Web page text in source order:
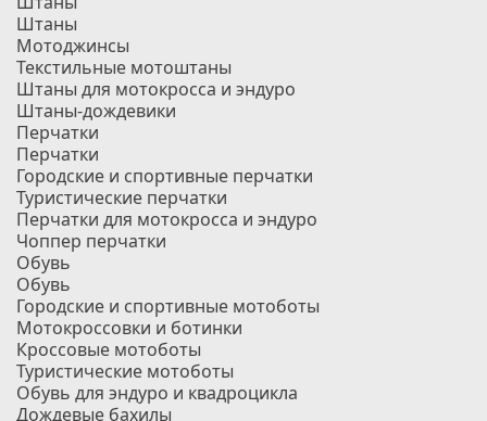
Штаны
Мотоджинсы
Текстильные мотоштаны
Штаны для мотокросса и эндуро
Штаны-дождевики
Перчатки
Перчатки
Городские и спортивные перчатки
Туристические перчатки
Перчатки для мотокросса и эндуро
Чоппер перчатки
Обувь
Обувь
Городские и спортивные мотоботы
Мотокроссовки и ботинки
Кроссовые мотоботы
Туристические мотоботы
Обувь для эндуро и квадроцикла
Дождевые бахилы